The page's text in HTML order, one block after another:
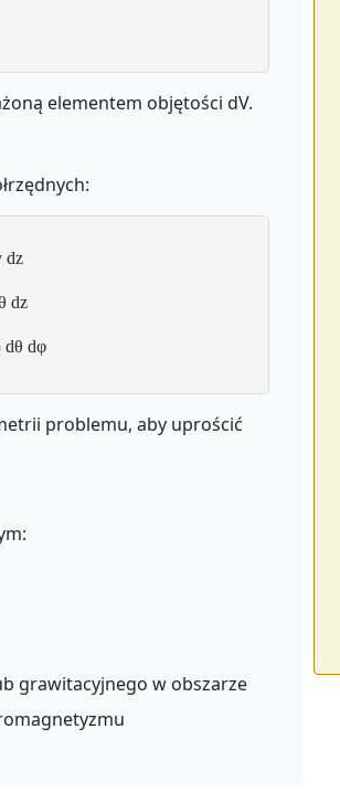
elementem objętości dV.
dz
dz
dθ dφ
problemu, aby uprościć
grawitacyjnego w obszarze